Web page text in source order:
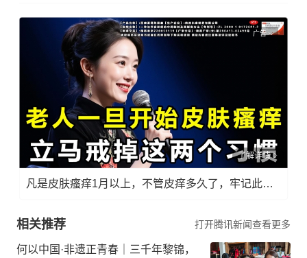
广告
了解详情
凡是皮肤瘙痒1月以上，不管皮痒多久了，牢记此法，快！准！狠！
相关推荐 打开腾讯新闻查看更多
何以中国·非遗正青春｜三千年黎锦，